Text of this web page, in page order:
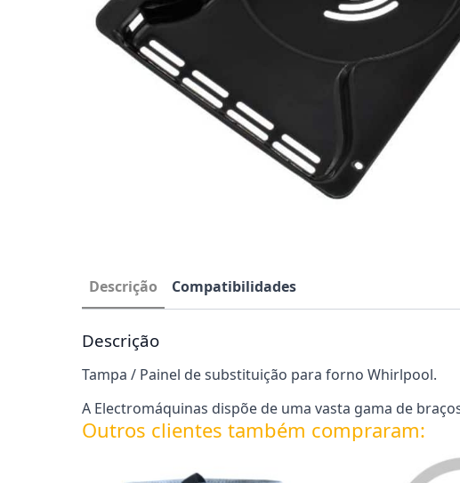
Descrição Compatibilidades
Descrição
Tampa / Painel de substituição para forno Whirlpool.
A Electromáquinas dispõe de uma vasta gama de
Outros clientes também compraram: